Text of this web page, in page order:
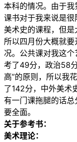
本科的情况。由于
课书对于我来说是
美术史的课程，但是
所以四月份大概就
况。公共课对我这
考了49分，政治58
高”的原则，所以我
了142分，中外美术
有一门课拖腿的话
要全面。
关于参考书：
美术理论：